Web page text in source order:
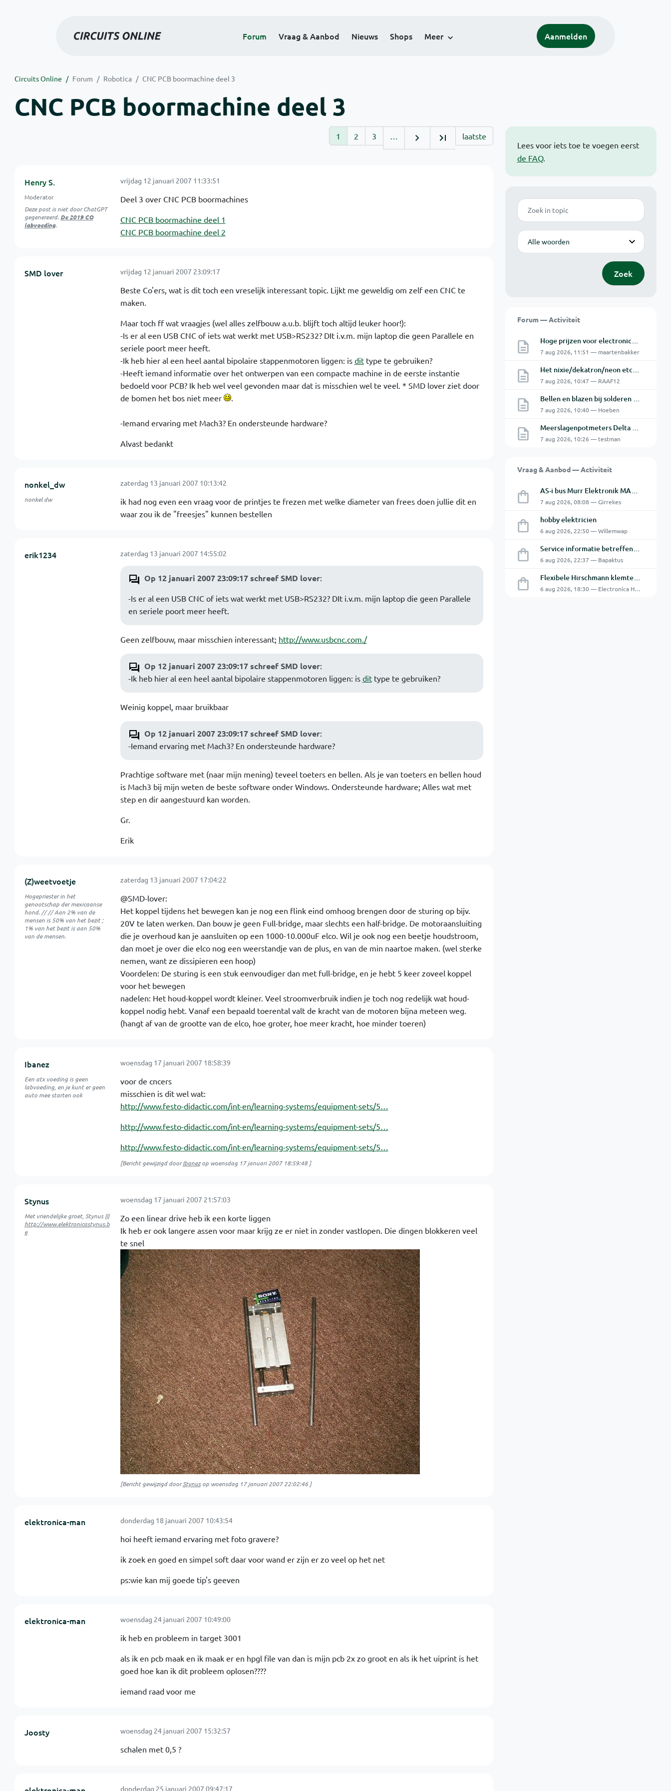
Forum Vraag & Aanbod Nieuws Shops Meer Aanmelden
Circuits Online Forum Robotica CNC PCB boormachine deel 3
CNC PCB boormachine deel 3
Lees voor iets toe te voegen eerst
de FAQ.
Zoek
Modus
Zoek
Forum — Activiteit
Hoge prijzen voor electronica hobbyisten
7 aug 2026, 11:51 — maartenbakker
Het nixie/dekatron/neon etc. topic Part 3
7 aug 2026, 10:47 — RAAF12
Bellen en blazen bij solderen van Chinese PCBs
7 aug 2026, 10:40 — Hoeben
Meerslagenpotmeters Delta SM45-70D
7 aug 2026, 10:26 — testman
Vraag & Aanbod — Activiteit
AS-i bus Murr Elektronik MASI20 AS-Interface I/O-module 56440
7 aug 2026, 08:08 — Girrekes
hobby elektricien
6 aug 2026, 22:50 — Willemwap
Service informatie betreffende een GFC-8010 van GW
6 aug 2026, 22:37 — Bapaktus
Flexibele Hirschmann klemtestpen met tweedelige klem.
6 aug 2026, 18:30 — Electronica Hobbyist
1 2 3 … laatste
Henry S.
Moderator
Deze post is niet door ChatGPT
gegenereerd. De 2019 CO
labvoeding.
vrijdag 12 januari 2007 11:33:51
Deel 3 over CNC PCB boormachines
CNC PCB boormachine deel 1
CNC PCB boormachine deel 2
SMD lover vrijdag 12 januari 2007 23:09:17
Beste Co'ers, wat is dit toch een vreselijk interessant topic. Lijkt me geweldig om zelf een CNC te
maken.
Maar toch ff wat vraagjes (wel alles zelfbouw a.u.b. blijft toch altijd leuker hoor!):
-Is er al een USB CNC of iets wat werkt met USB>RS232? DIt i.v.m. mijn laptop die geen Parallele en
seriele poort meer heeft.
-Ik heb hier al een heel aantal bipolaire stappenmotoren liggen: is dittype te gebruiken?
-Heeft iemand informatie over het ontwerpen van een compacte machine in de eerste instantie
bedoeld voor PCB? Ik heb wel veel gevonden maar dat is misschien wel te veel. * SMD lover ziet door
de bomen het bos niet meer
.
-Iemand ervaring met Mach3? En ondersteunde hardware?
Alvast bedankt
nonkel_dw
nonkel dw
zaterdag 13 januari 2007 10:13:42
ik had nog even een vraag voor de printjes te frezen met welke diameter van frees doen jullie dit en
waar zou ik de "freesjes" kunnen bestellen
erik1234 zaterdag 13 januari 2007 14:55:02
Op 12 januari 2007 23:09:17 schreef SMD lover:
-Is er al een USB CNC of iets wat werkt met USB>RS232? DIt i.v.m. mijn laptop die geen Parallele
en seriele poort meer heeft.
Geen zelfbouw, maar misschien interessant; http://www.usbcnc.com./
Op 12 januari 2007 23:09:17 schreef SMD lover:
-Ik heb hier al een heel aantal bipolaire stappenmotoren liggen: is dittype te gebruiken?
Weinig koppel, maar bruikbaar
Op 12 januari 2007 23:09:17 schreef SMD lover:
-Iemand ervaring met Mach3? En ondersteunde hardware?
Prachtige software met (naar mijn mening) teveel toeters en bellen. Als je van toeters en bellen houd
is Mach3 bij mijn weten de beste software onder Windows. Ondersteunde hardware; Alles wat met
step en dir aangestuurd kan worden.
Gr.
Erik
(Z)weetvoetje
Hogepriester in het
genootschap der mexicaanse
hond. // // Aan 2% van de
mensen is 50% van het bezit ;
1% van het bezit is aan 50%
van de mensen.
zaterdag 13 januari 2007 17:04:22
@SMD-lover:
Het koppel tijdens het bewegen kan je nog een flink eind omhoog brengen door de sturing op bijv.
20V te laten werken. Dan bouw je geen Full-bridge, maar slechts een half-bridge. De motoraansluiting
die je overhoud kan je aansluiten op een 1000-10.000uF elco. Wil je ook nog een beetje houdstroom,
dan moet je over die elco nog een weerstandje van de plus, en van de min naartoe maken. (wel sterke
nemen, want ze dissipieren een hoop)
Voordelen: De sturing is een stuk eenvoudiger dan met full-bridge, en je hebt 5 keer zoveel koppel
voor het bewegen
nadelen: Het houd-koppel wordt kleiner. Veel stroomverbruik indien je toch nog redelijk wat houd-
koppel nodig hebt. Vanaf een bepaald toerental valt de kracht van de motoren bijna meteen weg.
(hangt af van de grootte van de elco, hoe groter, hoe meer kracht, hoe minder toeren)
Ibanez
Een atx voeding is geen
labvoeding, en je kunt er geen
auto mee starten ook
woensdag 17 januari 2007 18:58:39
voor de cncers
misschien is dit wel wat:
http://www.festo-didactic.com/int-en/learning-systems/equipment-sets/5…
http://www.festo-didactic.com/int-en/learning-systems/equipment-sets/5…
http://www.festo-didactic.com/int-en/learning-systems/equipment-sets/5…
[Bericht gewijzigd doorIbanezop woensdag 17 januari 2007 18:59:48]
Stynus
Met vriendelijke groet, Stynus |||
http://www.elektronicastynus.b
e
woensdag 17 januari 2007 21:57:03
Zo een linear drive heb ik een korte liggen
Ik heb er ook langere assen voor maar krijg ze er niet in zonder vastlopen. Die dingen blokkeren veel
te snel
[Bericht gewijzigd doorStynusop woensdag 17 januari 2007 22:02:46]
elektronica-man donderdag 18 januari 2007 10:43:54
hoi heeft iemand ervaring met foto gravere?
ik zoek en goed en simpel soft daar voor wand er zijn er zo veel op het net
ps:wie kan mij goede tip's geeven
elektronica-man woensdag 24 januari 2007 10:49:00
ik heb en probleem in target 3001
als ik en pcb maak en ik maak er en hpgl file van dan is mijn pcb 2x zo groot en als ik het uiprint is het
goed hoe kan ik dit probleem oplosen????
iemand raad voor me
Joosty woensdag 24 januari 2007 15:32:57
schalen met 0,5 ?
donderdag 25 januari 2007 09:47:17